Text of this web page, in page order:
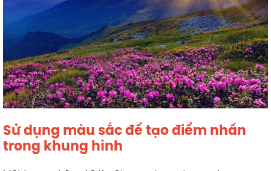
Sử dụng màu sắc để tạo điểm nhấn
trong khung hình